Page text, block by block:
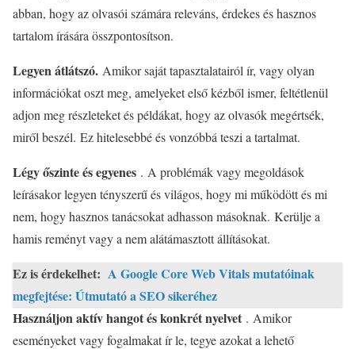
abban, hogy az olvasói számára releváns, érdekes és hasznos
tartalom írására összpontosítson.
Legyen átlátszó. Amikor saját tapasztalatairól ír, vagy olyan
információkat oszt meg, amelyeket első kézből ismer, feltétlenül
adjon meg részleteket és példákat, hogy az olvasók megértsék,
miről beszél. Ez hitelesebbé és vonzóbbá teszi a tartalmat.
Légy őszinte és egyenes . A problémák vagy megoldások
leírásakor legyen tényszerű és világos, hogy mi működött és mi
nem, hogy hasznos tanácsokat adhasson másoknak. Kerülje a
hamis reményt vagy a nem alátámasztott állításokat.
Ez is érdekelhet: A Google Core Web Vitals mutatóinak
megfejtése: Útmutató a SEO sikeréhez
Használjon aktív hangot és konkrét nyelvet . Amikor
eseményeket vagy fogalmakat ír le, tegye azokat a lehető